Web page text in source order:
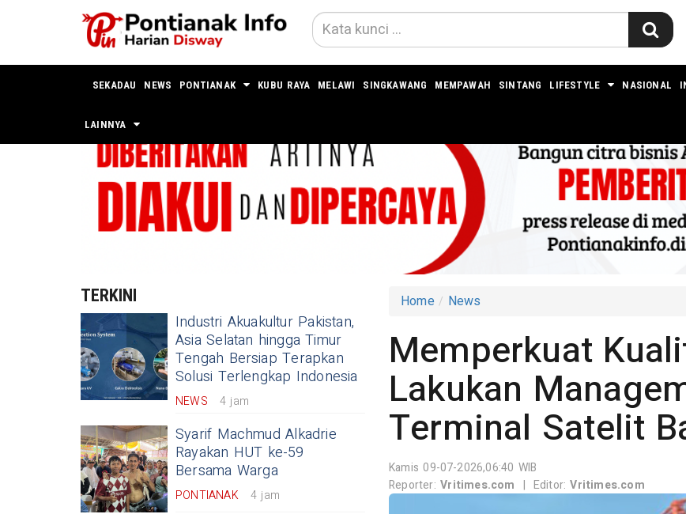
SEKADAU NEWS PONTIANAK KUBU RAYA MELAWI SINGKAWANG MEMPAWAH SINTANG LIFESTYLE NASIONAL
LAINNYA
TERKINI
Industri Akuakultur Pakistan,
Asia Selatan hingga Timur
Tengah Bersiap Terapkan
Solusi Terlengkap Indonesia
NEWS 4 jam
Syarif Machmud Alkadrie
Rayakan HUT ke-59
Bersama Warga
PONTIANAK 4 jam
Home News
Memperkuat
Lakukan
Terminal Satelit
Kamis 09-07-2026,06:40 WIB
Reporter:Vritimes.com | Editor:Vritimes.com